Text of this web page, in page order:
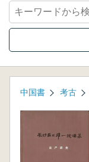
中国書 考古